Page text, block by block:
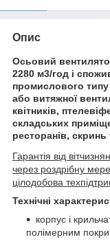
Опис
Осьовий
2280 м3/год і
промислового
або витяжної
квітників,
складських
ресторанів, скринь
Гарантія від
через роздрібну
цілодобова
Технічні
корпус і
полімерним